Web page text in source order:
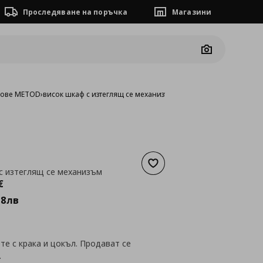
Проследяване на поръчка Магазини
Camera
METOD›висок шкаф с изтеглящ се механизъм
Добави към списъка с
изтеглящ се механизъм
628,88 €
лв
с крака и цокъл. Продават се